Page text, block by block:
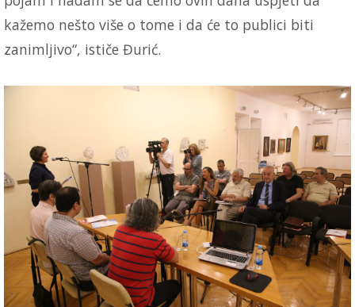
kažemo nešto više o tome i da će to publici biti
zanimljivo“, ističe Đurić.